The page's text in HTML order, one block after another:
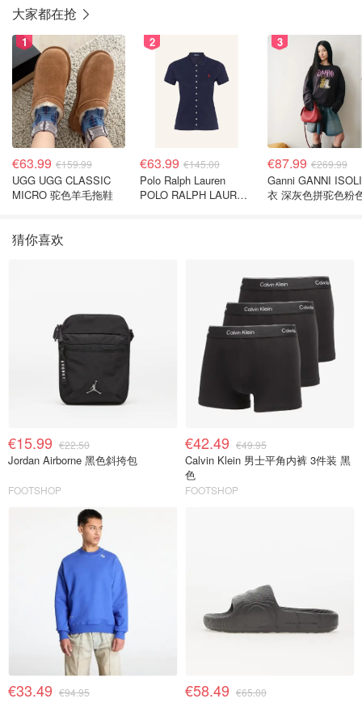
大家都在抢
1
€63.99 €159.99
UGG UGG CLASSIC
MICRO 驼色羊毛拖鞋
2
€63.99 €145.00
Polo Ralph Lauren
POLO RALPH LAUREN
3
€87.99 €269.99
Ganni GANNI
衣 深灰色拼驼色粉
猜你喜欢
€15.99 €22.50
Jordan Airborne 黑色斜挎包
FOOTSHOP
€42.49 €49.95
Calvin Klein 男士平角内裤 3件装 黑
色
FOOTSHOP
€33.49 €94.95 €58.49 €65.00